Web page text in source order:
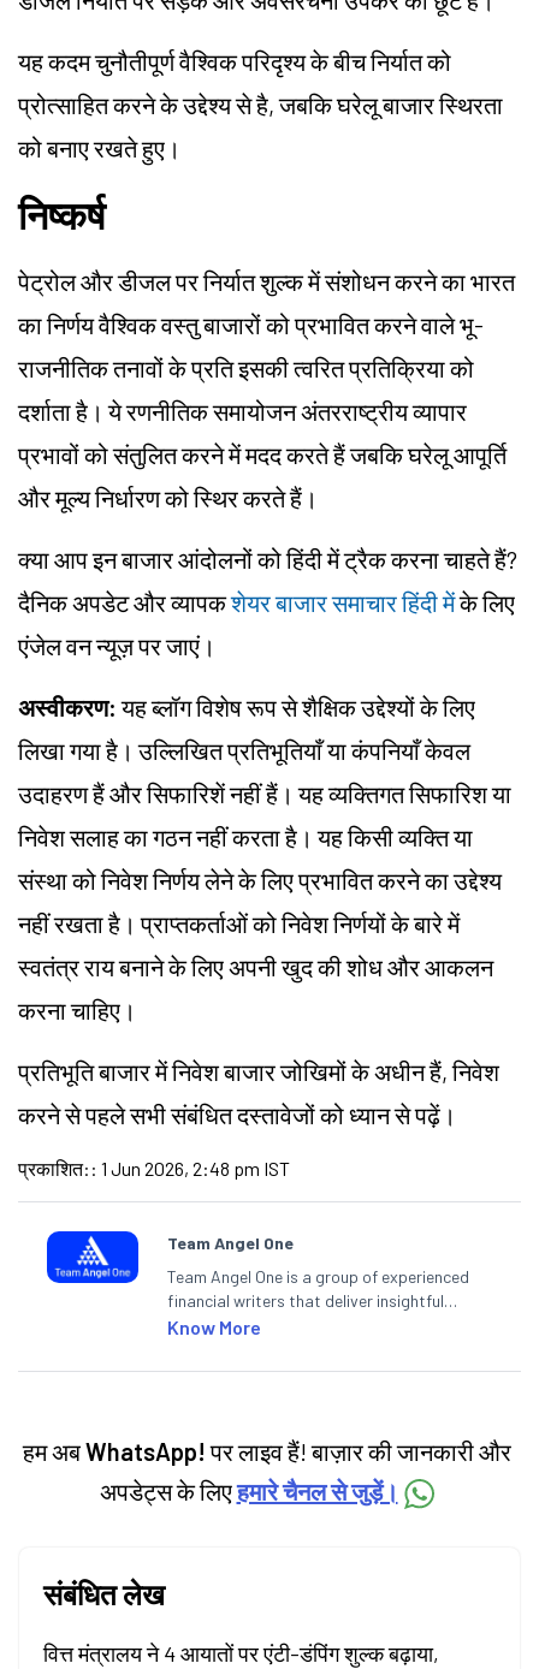
यह कदम चुनौतीपूर्ण वैश्विक परिदृश्य के बीच निर्यात को
प्रोत्साहित करने के उद्देश्य से है, जबकि घरेलू बाजार स्थिरता
को बनाए रखते हुए।
निष्कर्ष
पेट्रोल और डीजल पर निर्यात शुल्क में संशोधन करने का भारत
का निर्णय वैश्विक वस्तु बाजारों को प्रभावित करने वाले भू-
राजनीतिक तनावों के प्रति इसकी त्वरित प्रतिक्रिया को
दर्शाता है। ये रणनीतिक समायोजन अंतरराष्ट्रीय व्यापार
प्रभावों को संतुलित करने में मदद करते हैं जबकि घरेलू आपूर्ति
और मूल्य निर्धारण को स्थिर करते हैं।
क्या आप इन बाजार आंदोलनों को हिंदी में ट्रैक करना चाहते हैं?
दैनिक अपडेट और व्यापकशेयर बाजार समाचार हिंदी मेंके लिए
एंजेल वन न्यूज़ पर जाएं।
अस्वीकरण: यह ब्लॉग विशेष रूप से शैक्षिक उद्देश्यों के लिए
लिखा गया है। उल्लिखित प्रतिभूतियाँ या कंपनियाँ केवल
उदाहरण हैं और सिफारिशें नहीं हैं। यह व्यक्तिगत सिफारिश या
निवेश सलाह का गठन नहीं करता है। यह किसी व्यक्ति या
संस्था को निवेश निर्णय लेने के लिए प्रभावित करने का उद्देश्य
नहीं रखता है। प्राप्तकर्ताओं को निवेश निर्णयों के बारे में
स्वतंत्र राय बनाने के लिए अपनी खुद की शोध और आकलन
करना चाहिए।
प्रतिभूति बाजार में निवेश बाजार जोखिमों के अधीन हैं, निवेश
करने से पहले सभी संबंधित दस्तावेजों को ध्यान से पढ़ें।
प्रकाशित: : 1 Jun 2026, 2:48 pm IST
Team Angel One
Team Angel One is a group of experienced
financial writers that deliver insightful
articles on the stock market, IPO, economy,
categories.
Know More
हम अबWhatsApp! पर लाइव हैं! बाज़ार की जानकारी और
अपडेट्स के लिएहमारे चैनल से जुड़ें।
संबंधित लेख
वित्त मंत्रालय ने 4 आयातों पर एंटी-डंपिंग शुल्क बढ़ाया,